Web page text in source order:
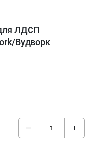
ЛДСП
Вудворк